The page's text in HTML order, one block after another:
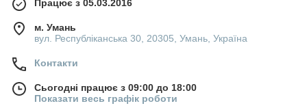
Працює з 05.03.2016
м. Умань
вул. Республіканська 30, 20305, Умань, Україна
Контакти
Сьогодні працює з 09:00 до 18:00
Показати весь графік роботи